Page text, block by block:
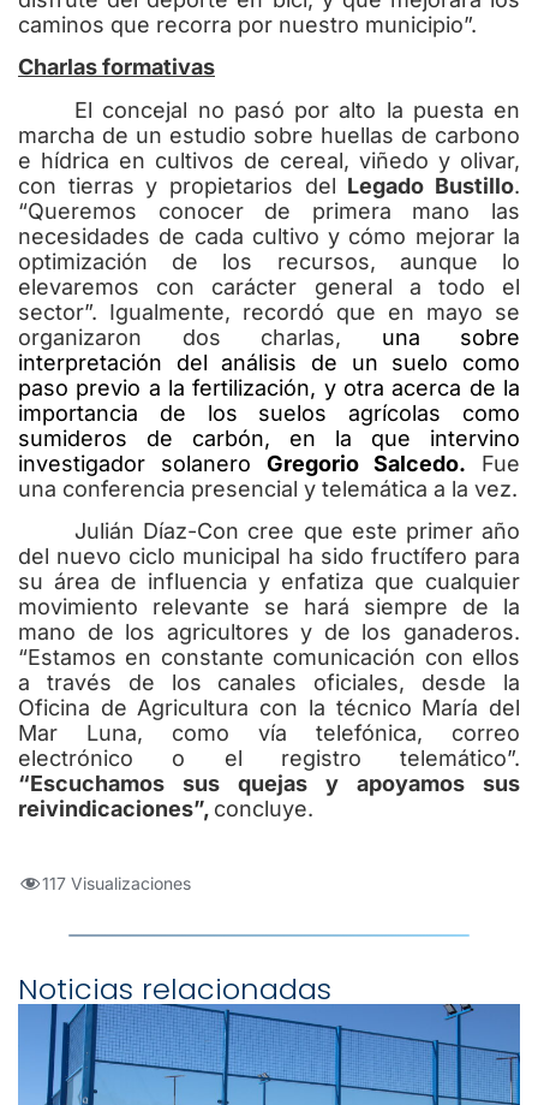
caminos que recorra por nuestro municipio”.
Charlas formativas
El concejal no pasó por alto la puesta en
marcha de un estudio sobre huellas de carbono
e hídrica en cultivos de cereal, viñedo y olivar,
con tierras y propietarios del Legado Bustillo.
“Queremos conocer de primera mano las
necesidades de cada cultivo y cómo mejorar la
optimización de los recursos, aunque lo
elevaremos con carácter general a todo el
sector”. Igualmente, recordó que en mayo se
organizaron dos charlas, una sobre
interpretación del análisis de un suelo como
paso previo a la fertilización, y otra acerca de la
importancia de los suelos agrícolas como
sumideros de carbón, en la que intervino
investigador solanero Gregorio Salcedo. Fue
una conferencia presencial y telemática a la vez.
Julián Díaz-Con cree que este primer año
del nuevo ciclo municipal ha sido fructífero para
su área de influencia y enfatiza que cualquier
movimiento relevante se hará siempre de la
mano de los agricultores y de los ganaderos.
“Estamos en constante comunicación con ellos
a través de los canales oficiales, desde la
Oficina de Agricultura con la técnico María del
Mar Luna, como vía telefónica, correo
electrónico o el registro telemático”.
“Escuchamos sus quejas y apoyamos sus
reivindicaciones”, concluye.
117 Visualizaciones
Noticias relacionadas